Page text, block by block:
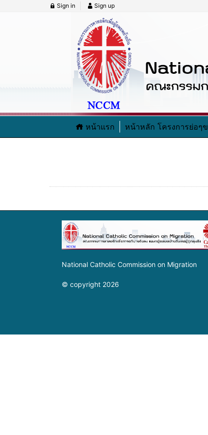
Sign in Sign up
หน้าแรก หน้าหลัก โครงการย่อๆ
National Catholic Commission on Migration
© copyright 2026